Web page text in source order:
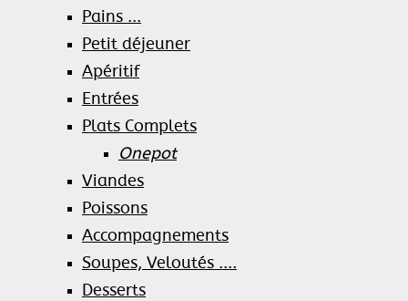
Pains ...
Petit déjeuner
Apéritif
Entrées
Plats Complets
Onepot
Viandes
Poissons
Accompagnements
Soupes, Veloutés ....
Desserts